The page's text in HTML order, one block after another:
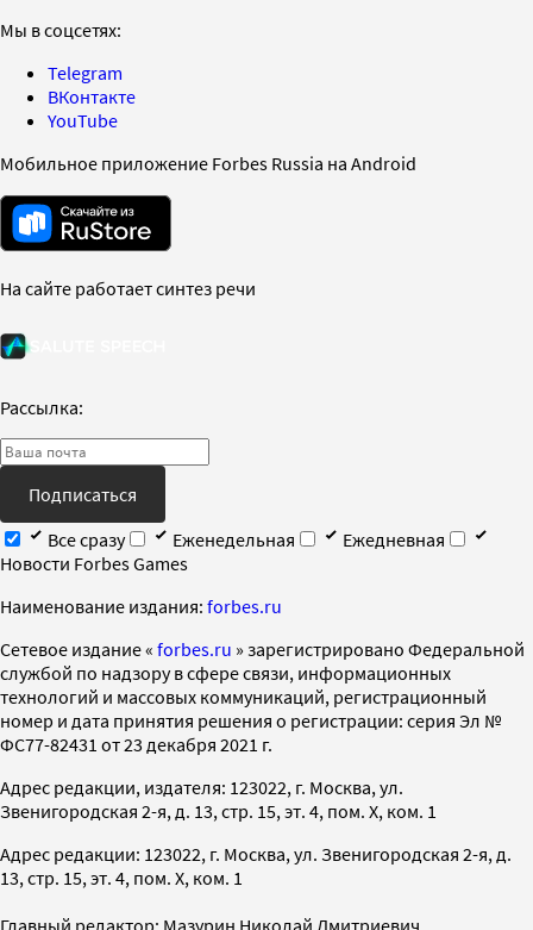
Мы в соцсетях:
Telegram
ВКонтакте
YouTube
Мобильное приложение Forbes Russia на Android
На сайте работает синтез речи
Рассылка:
Подписаться
Все сразу
Еженедельная
Ежедневная
Новости Forbes Games
Наименование издания: forbes.ru
Cетевое издание « forbes.ru » зарегистрировано Федеральной
службой по надзору в сфере связи, информационных
технологий и массовых коммуникаций, регистрационный
номер и дата принятия решения о регистрации: серия Эл №
ФС77-82431 от 23 декабря 2021 г.
Адрес редакции, издателя: 123022, г. Москва, ул.
Звенигородская 2-я, д. 13, стр. 15, эт. 4, пом. X, ком. 1
Адрес редакции: 123022, г. Москва, ул. Звенигородская 2-я, д.
13, стр. 15, эт. 4, пом. X, ком. 1
Главный редактор: Мазурин Николай Дмитриевич